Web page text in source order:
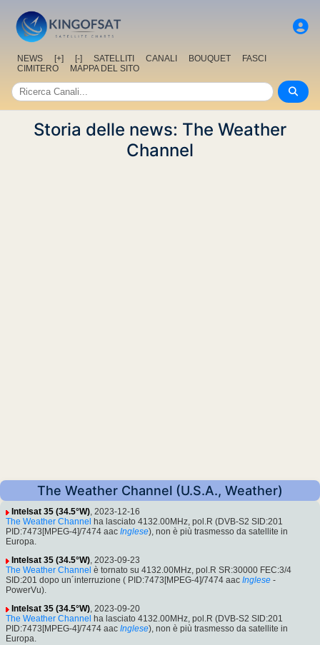
NEWS [+] [-] SATELLITI CANALI BOUQUET
FASCI
CIMITERO
MAPPA DEL SITO
Storia delle news: The Weather
Channel
The Weather Channel (U.S.A., Weather)
Intelsat 35 (34.5°W), 2023-12-16
The Weather Channel
ha lasciato 4132.00MHz, pol.R (DVB-S2 SID:201
PID:7473[MPEG-4]/7474 aac Inglese), non è più trasmesso da satellite in
Europa.
Intelsat 35 (34.5°W), 2023-09-23
The Weather Channel è tornato su 4132.00MHz, pol.R SR:30000 FEC:3/4
SID:201 dopo un´interruzione ( PID:7473[MPEG-4]/7474 aac Inglese -
PowerVu).
Intelsat 35 (34.5°W), 2023-09-20
The Weather Channel
ha lasciato 4132.00MHz, pol.R (DVB-S2 SID:201
PID:7473[MPEG-4]/7474 aac Inglese), non è più trasmesso da satellite in
Europa.